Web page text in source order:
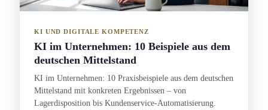
KI UND DIGITALE KOMPETENZ
KI im Unternehmen: 10 Beispiele aus dem
deutschen Mittelstand
KI im Unternehmen: 10 Praxisbeispiele aus dem deutschen
Mittelstand mit konkreten Ergebnissen – von
Lagerdisposition bis Kundenservice-Automatisierung.